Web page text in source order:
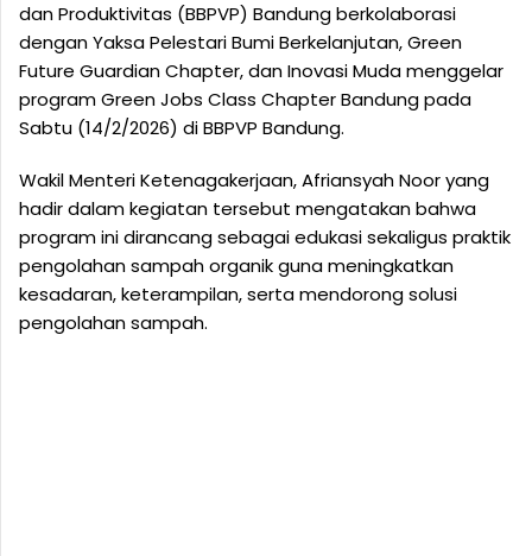
dan Produktivitas (BBPVP) Bandung berkolaborasi
dengan Yaksa Pelestari Bumi Berkelanjutan, Green
Future Guardian Chapter, dan Inovasi Muda menggelar
program Green Jobs Class Chapter Bandung pada
Sabtu (14/2/2026) di BBPVP Bandung.
Wakil Menteri Ketenagakerjaan, Afriansyah Noor yang
hadir dalam kegiatan tersebut mengatakan bahwa
program ini dirancang sebagai edukasi sekaligus praktik
pengolahan sampah organik guna meningkatkan
kesadaran, keterampilan, serta mendorong solusi
pengolahan sampah.